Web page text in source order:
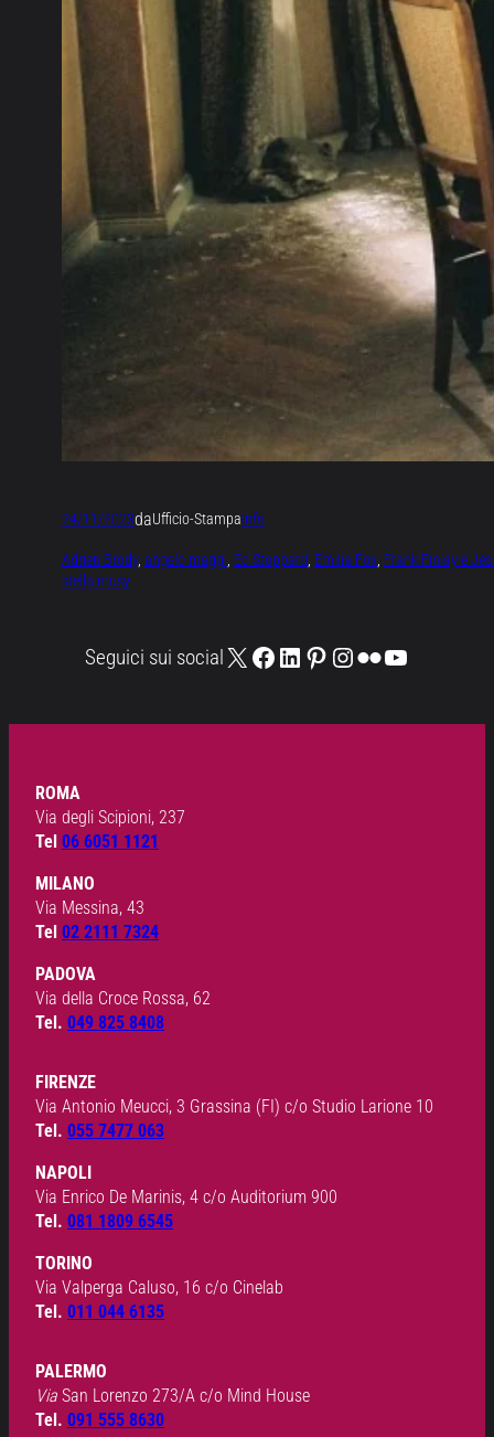
24/11/2023daUfficio-StampaInfo
Adrien Brody, angelo maggi Ed Stoppard Emilia Fox Frank Finlay e
stella musy
Seguici sui socialX Facebook
LinkedIn
Pinterest
Instagram
FlickrYouTube
ROMA
Via degli Scipioni, 237
Tel 06 6051 1121
MILANO
Via Messina, 43
Tel 02 2111 7324
PADOVA
Via della Croce Rossa, 62
Tel. 049 825 8408
FIRENZE
Via Antonio Meucci, 3 Grassina (FI) c/o Studio Larione 10
Tel. 055 7477 063
NAPOLI
Via Enrico De Marinis, 4 c/o Auditorium 900
Tel. 081 1809 6545
TORINO
Via Valperga Caluso, 16 c/o Cinelab
Tel. 011 044 6135
PALERMO
Via San Lorenzo 273/A c/o Mind House
Tel. 091 555 8630